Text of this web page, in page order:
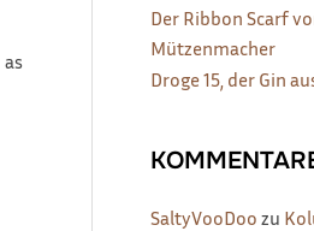
Der Ribbon Scarf
Mützenmacher
Droge 15, der Gin
SaltyVooDoo zu